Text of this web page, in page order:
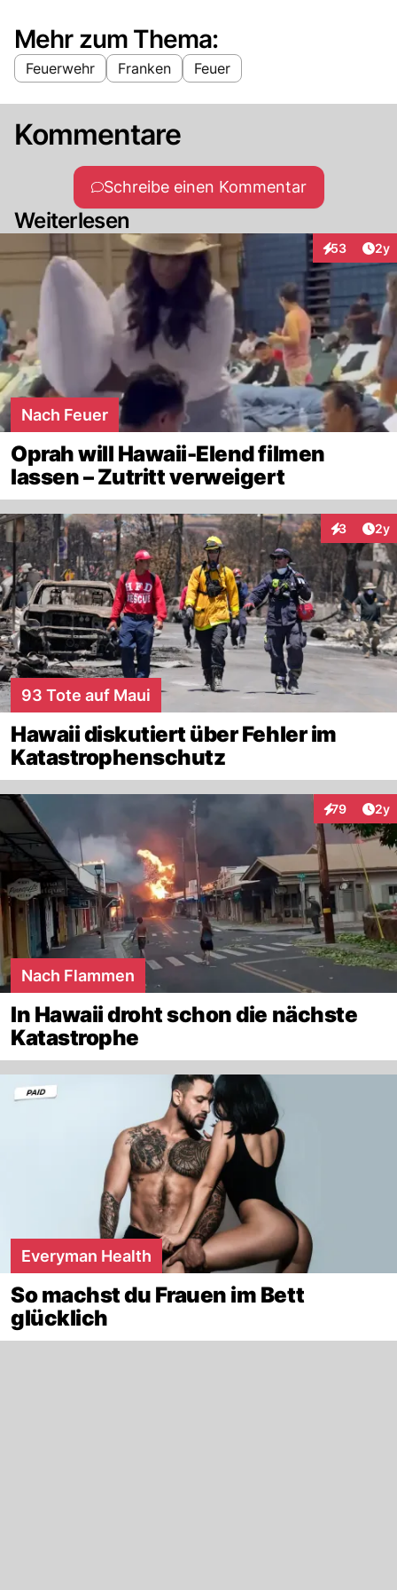
Mehr zum Thema:
Feuerwehr Franken Feuer
Kommentare
Schreibe einen Kommentar
Weiterlesen
53
Interaktionen
2y
Nach Feuer
Oprah will Hawaii-Elend filmen
lassen – Zutritt verweigert
3 2y
93 Tote auf Maui
Hawaii diskutiert über Fehler im
Katastrophenschutz
79
Interaktionen
2y
Nach Flammen
In Hawaii droht schon die nächste
Katastrophe
Everyman Health
So machst du Frauen im Bett
glücklich